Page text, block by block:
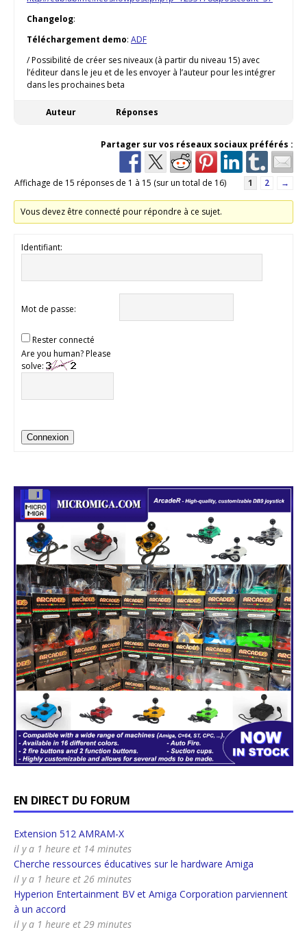
Changelog:
Téléchargement demo: ADF
/ Possibilité de créer ses niveaux (à partir du niveau 15) avec
l’éditeur dans le jeu et de les envoyer à l’auteur pour les intégrer
dans les prochaines beta
Auteur Réponses
Partager sur vos réseaux sociaux préférés :
Affichage de 15 réponses de 1 à 15 (sur un total de 16) 1 2 →
Vous devez être connecté pour répondre à ce sujet.
Identifiant:
Mot de passe:
Rester connecté
Are you human? Please
solve:
Connexion
EN DIRECT DU FORUM
Extension 512 AMRAM-X
il y a 1 heure et 14 minutes
Cherche ressources éducatives sur le hardware Amiga
il y a 1 heure et 26 minutes
Hyperion Entertainment BV et Amiga Corporation parviennent
à un accord
il y a 1 heure et 29 minutes